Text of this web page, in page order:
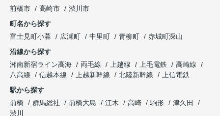
前橋市
高崎市
渋川市
町名から探す
富士見町小暮
広瀬町 中里町 青柳町
赤城町深山
沿線から探す
湘南新宿ライン高海
両毛線 上越線 上毛電鉄
高崎線
八高線
信越本線 上越新幹線 北陸新幹線
上信電鉄
駅から探す
前橋
群馬総社 前橋大島 江木 高崎 駒形
津久田
渋川